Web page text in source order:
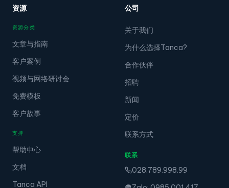
资源
资源分类
文章与指南
客户案例
视频与网络研讨会
免费模板
客户故事
支持
帮助中心
文档
Tanca API
公司
关于我们
为什么选择Tanca?
合作伙伴
招聘
新闻
定价
联系方式
联系
028.789.998.99